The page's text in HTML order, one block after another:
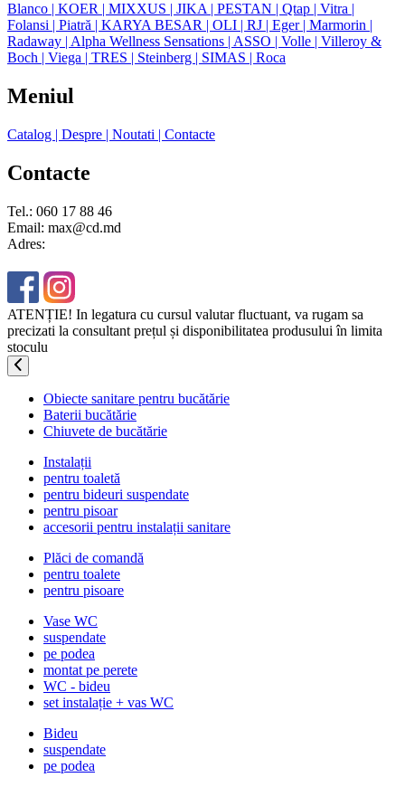
Blanco | KOER | MIXXUS | JIKA | PESTAN | Qtap | Vitra |
Folansi | Piatră | KARYA BESAR | OLI | RJ | Eger | Marmorin |
Radaway | Alpha Wellness Sensations | ASSO | Volle | Villeroy &
Boch | Viega | TRES | Steinberg | SIMAS | Roca
Meniul
Catalog | Despre | Noutati | Contacte
Contacte
Tel.: 060 17 88 46
Email: max@cd.md
Adres:
ATENȚIE! In legatura cu cursul valutar fluctuant, va rugam sa
precizati la consultant prețul și disponibilitatea produsului în limita
stoculu
Obiecte sanitare pentru bucătărie
Baterii bucătărie
Chiuvete de bucătărie
Instalații
pentru toaletă
pentru bideuri suspendate
pentru pisoar
accesorii pentru instalații sanitare
Plăci de comandă
pentru toalete
pentru pisoare
Vase WC
suspendate
pe podea
montat pe perete
WC - bideu
set instalație + vas WC
Bideu
suspendate
pe podea